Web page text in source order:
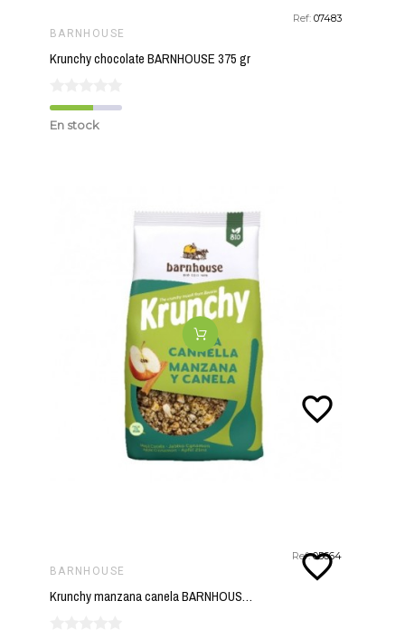
Ref:07483
BARNHOUSE
Krunchy chocolate BARNHOUSE 375 gr
En stock
Ref:05664
BARNHOUSE
Krunchy manzana canela BARNHOUSE 375 gr
favorite_border
favorite_border